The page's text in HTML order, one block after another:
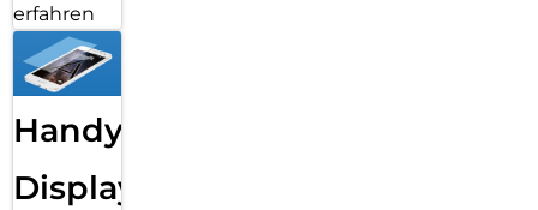
erfahren
Handy
Displayfolie